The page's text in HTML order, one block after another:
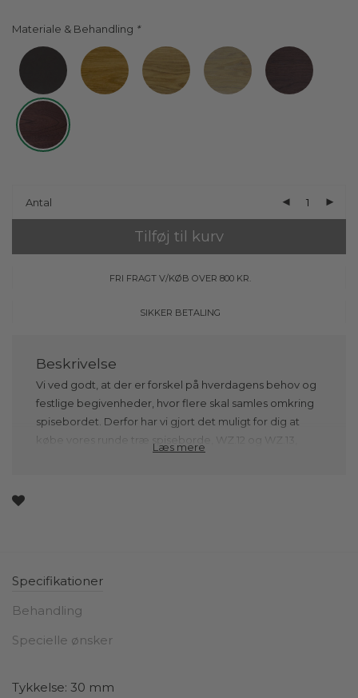
Materiale & Behandling
Antal
Tilføj til kurv
FRI FRAGT V/KØB OVER 800 KR.
SIKKER BETALING
Vi ved godt, at der er forskel på hverdagens behov og
festlige begivenheder, hvor flere skal samles omkring
spisebordet. Derfor har vi gjort det muligt for dig at
købe vores runde træ spiseborde, WZ.12 og WZ.13,
WZ.13 spisebord fra Wood Zone, bør du kun købe
tillægsplader, hvis dit runde spisebord allerede er
klar til udtræk, kan du nemt tilføje en eller flere
Læs mere
Specifikationer
Behandling
Specielle ønsker
Tykkelse: 30 mm